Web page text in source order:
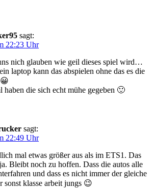
sagt:
22:23 Uhr
nich glauben wie geil dieses spiel wird…
laptop kann das abspielen ohne das es die
haben die sich echt mühe gegeben 🙂
sagt:
22:49 Uhr
mal etwas größer aus als im ETS1. Das
Bleibt noch zu hoffen. Dass die autos alle
und dass es nicht immer der gleiche
sonst klasse arbeit jungs 😉